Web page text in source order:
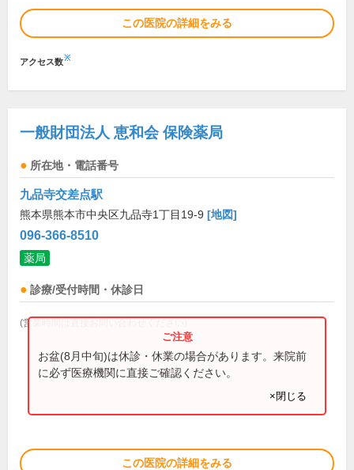
この医院の詳細をみる
アクセス数※
一般財団法人 恵和会 保険薬局
所在地・電話番号
九品寺交差点駅
熊本県熊本市中央区九品寺1丁目19-9 [地図]
096-366-8510
薬局
診療/受付時間・休診日
(営業時間は直接お問い合わせください)
お盆(8月中旬)は休診・休業の場合があります。来院前
に必ず医療機関に直接ご確認ください。
×閉じる
この医院の詳細をみる